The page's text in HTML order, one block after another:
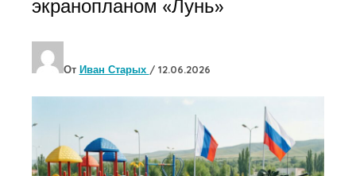
экранопланом «Лунь»
От Иван Старых / 12.06.2026